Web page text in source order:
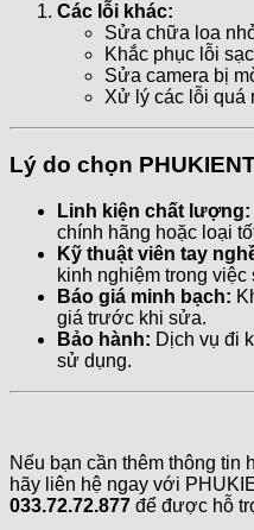
Các lỗi khác:
Sửa chữa loa
Khắc phục lỗi
Sửa camera bị
Xử lý các lỗi quá
Lý do chọn
Linh kiện chất lượng:
chính hãng hoặc loại
Kỹ thuật viên tay
kinh nghiệm trong
Báo giá minh bạch:
giá trước khi sửa.
Bảo hành: Dịch vụ đi
sử dụng.
Nếu bạn cần thêm thông
hãy liên hệ ngay với
033.72.72.877 để được hỗ